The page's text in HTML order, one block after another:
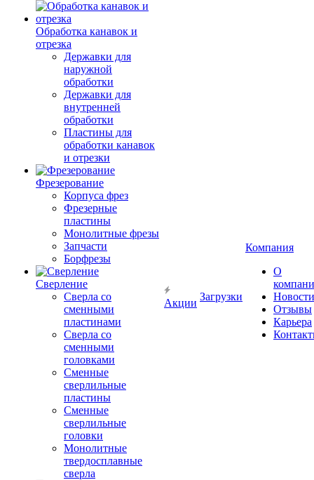
Обработка канавок и
отрезка
Державки для
наружной
обработки
Державки для
внутренней
обработки
Пластины для
обработки канавок
и отрезки
Фрезерование
Корпуса фрез
Фрезерные
пластины
Монолитные фрезы
Запчасти
Борфрезы
Сверление
Сверла со
сменными
пластинами
Сверла со
сменными
головками
Сменные
сверлильные
пластины
Сменные
сверлильные
головки
Монолитные
твердосплавные
сверла
Акции
Загрузки
Компания
О
Новости
Отзывы
Карьера